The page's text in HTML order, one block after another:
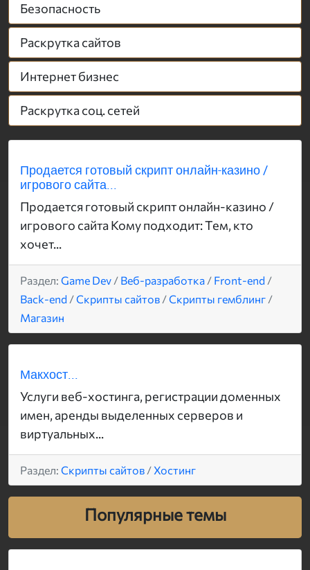
Безопасность
Раскрутка сайтов
Интернет бизнес
Раскрутка соц. сетей
Продается готовый скрипт онлайн-казино /
игрового сайта...
Продается готовый скрипт онлайн-казино /
игрового сайта Кому подходит: Тем, кто
хочет...
Раздел: Game Dev / Веб-разработка / Front-end /
Back-end /Скрипты сайтов /Скрипты гемблинг /
Магазин
Макхост...
Услуги веб-хостинга, регистрации доменных
имен, аренды выделенных серверов и
виртуальных...
Раздел: Скрипты сайтов /Хостинг
Популярные темы